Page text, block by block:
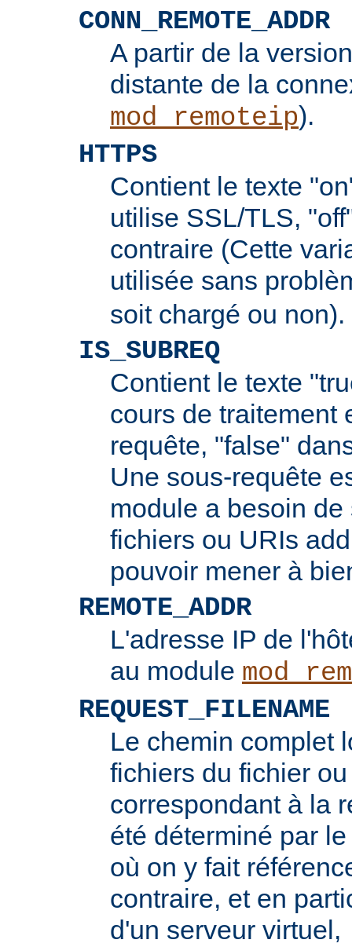
CONN_REMOTE_ADDR
A partir de la
distante de la
mod_remoteip).
HTTPS
Contient le texte
utilise SSL/TLS,
contraire (Cette
utilisée sans
soit chargé ou non).
IS_SUBREQ
Contient le texte
cours de traitement
requête, "false"
Une sous-requête
module a besoin
fichiers ou URIs
pouvoir mener à
REMOTE_ADDR
L'adresse IP de
au module
REQUEST_FILENAME
Le chemin complet
fichiers du fichier
correspondant à la
été déterminé par
où on y fait
contraire, et en
d'un serveur virtuel,